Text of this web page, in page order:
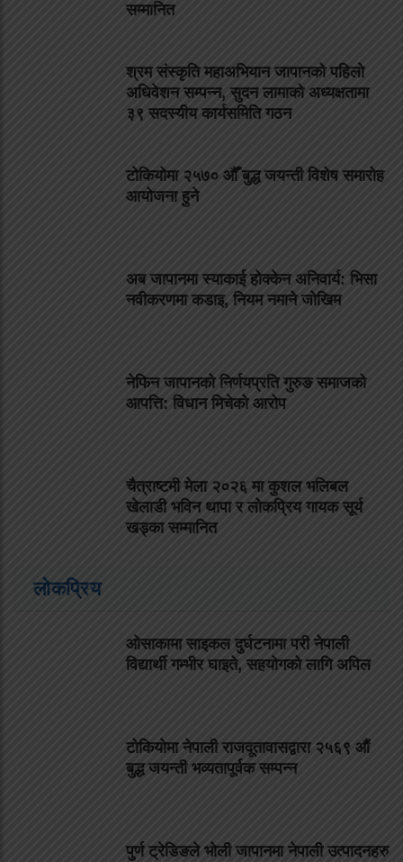
सम्मानित
श्रम संस्कृति महाअभियान जापानको पहिलो
अधिवेशन सम्पन्न, सुदन लामाको अध्यक्षतामा
३९ सदस्यीय कार्यसमिति गठन
टोकियोमा २५७० औँ बुद्ध जयन्ती विशेष समारोह
आयोजना हुने
अब जापानमा स्याकाई होक्केन अनिवार्य: भिसा
नवीकरणमा कडाइ, नियम नमाने जोखिम
नेफिन जापानको निर्णयप्रति गुरुङ समाजको
आपत्ति: विधान मिचेको आरोप
चैत्राष्टमी मेला २०२६ मा कुशल भलिबल
खेलाडी भविन थापा र लोकप्रिय गायक सूर्य
खड्का सम्मानित
लोकप्रिय
ओसाकामा साइकल दुर्घटनामा परी नेपाली
विद्यार्थी गम्भीर घाइते, सहयोगको लागि अपिल
टोकियोमा नेपाली राजदूतावासद्वारा २५६९ औं
बुद्ध जयन्ती भव्यतापूर्वक सम्पन्न
पुर्ण ट्रेडिङले भोली जापानमा नेपाली उत्पादनहरु